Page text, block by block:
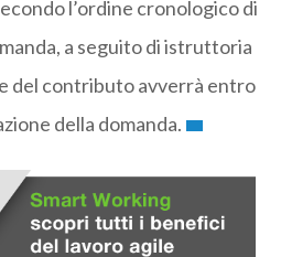
l’ordine cronologico di
a seguito di istruttoria
del contributo avverrà entro
della domanda.